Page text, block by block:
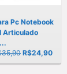
Pc Notebook
Articulado
R$24,90